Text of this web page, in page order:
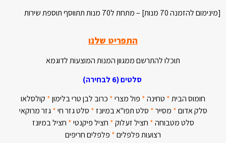
[מינימום להזמנה 70 מנות] – מתחת ל70 מנות תתווסף תוספת שירות
התפריט שלנו
תוכלו להתרשם ממגוון המנות המוצעות לדוגמא
סלטים (6 לבחירה)
חומוס הבית* טחינה* פול מצרי* כרוב לבן טרי בלימון* קולסלאו
סלק אדום* מסייר* סלט תפו"א במיונז* סלט גזר חי*גזר מרוקאי
סלט מטבוחה* חציל זעלוק* חציל פיקנטי* חציל במיונז
רצועות פלפלים* פלפלים חריפים